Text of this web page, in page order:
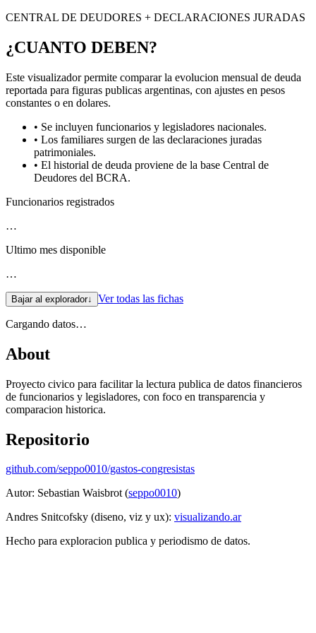
CENTRAL DE DEUDORES + DECLARACIONES JURADAS
¿CUANTO DEBEN?
Este visualizador permite comparar la evolucion mensual de deuda
reportada para figuras publicas argentinas, con ajustes en pesos
constantes o en dolares.
• Se incluyen funcionarios y legisladores nacionales.
• Los familiares surgen de las declaraciones juradas
patrimoniales.
• El historial de deuda proviene de la base Central de
Deudores del BCRA.
Funcionarios registrados
…
Ultimo mes disponible
…
Bajar al explorador↓ Ver todas las fichas
Cargando datos…
About
Proyecto civico para facilitar la lectura publica de datos financieros
de funcionarios y legisladores, con foco en transparencia y
comparacion historica.
Repositorio
github.com/seppo0010/gastos-congresistas
Autor: Sebastian Waisbrot (seppo0010)
Andres Snitcofsky (diseno, viz y ux): visualizando.ar
Hecho para exploracion publica y periodismo de datos.